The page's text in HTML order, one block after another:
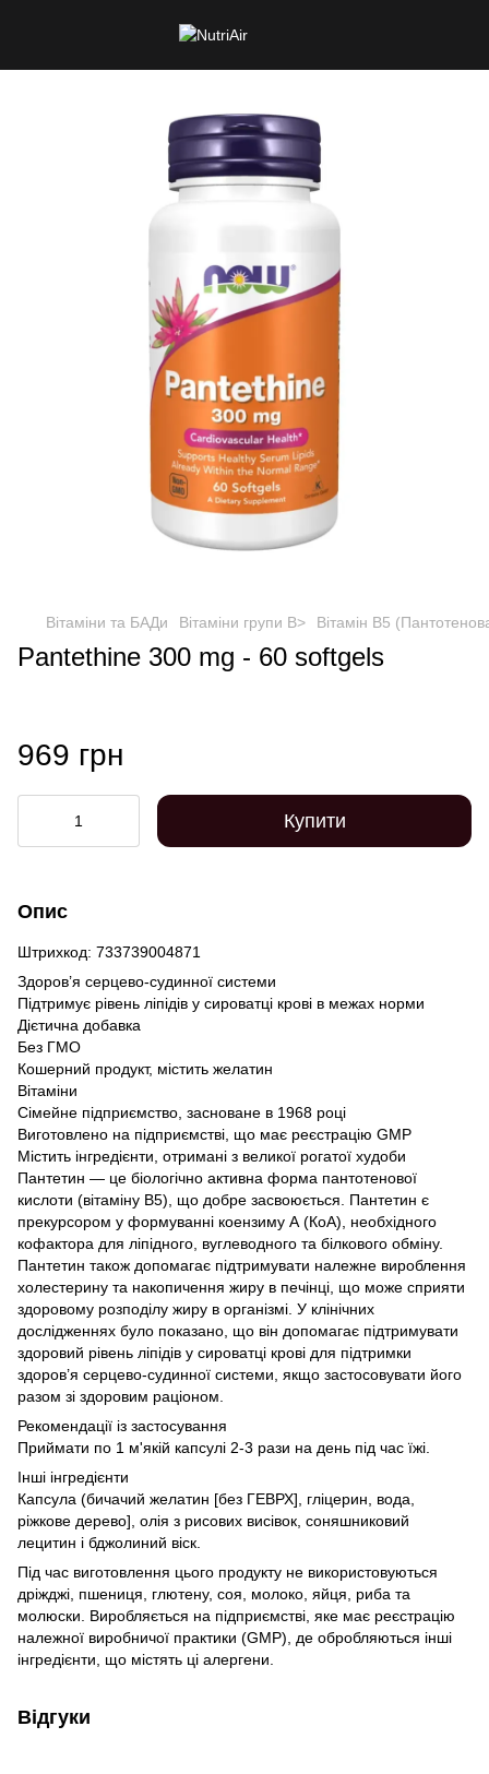
Вітаміни та БАДи Вітаміни групи B> Вітамін B5
Pantethine 300 mg - 60 softgels
969 грн
Купити
Опис
Штрихкод: 733739004871
Здоров’я серцево-судинної системи
Підтримує рівень ліпідів у сироватці крові в межах норми
Дієтична добавка
Без ГМО
Кошерний продукт, містить желатин
Вітаміни
Сімейне підприємство, засноване в 1968 році
Виготовлено на підприємстві, що має реєстрацію GMP
Містить інгредієнти, отримані з великої рогатої худоби
Пантетин — це біологічно активна форма пантотенової
кислоти (вітаміну B5), що добре засвоюється. Пантетин є
прекурсором у формуванні коензиму А (КоА), необхідного
кофактора для ліпідного, вуглеводного та білкового обміну.
Пантетин також допомагає підтримувати належне вироблення
холестерину та накопичення жиру в печінці, що може сприяти
здоровому розподілу жиру в організмі. У клінічних
дослідженнях було показано, що він допомагає підтримувати
здоровий рівень ліпідів у сироватці крові для підтримки
здоров’я серцево-судинної системи, якщо застосовувати його
разом зі здоровим раціоном.
Рекомендації із застосування
Приймати по 1 м'якій капсулі 2-3 рази на день під час їжі.
Інші інгредієнти
Капсула (бичачий желатин [без ГЕВРХ], гліцерин, вода,
ріжкове дерево], олія з рисових висівок, соняшниковий
лецитин і бджолиний віск.
Під час виготовлення цього продукту не використовуються
дріжджі, пшениця, глютену, соя, молоко, яйця, риба та
молюски. Виробляється на підприємстві, яке має реєстрацію
належної виробничої практики (GMP), де обробляються інші
інгредієнти, що містять ці алергени.
Відгуки